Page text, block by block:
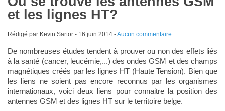
et les lignes HT?
Rédigé par Kevin Sartor - 16 juin 2014-Aucun commentaire
De nombreuses études tendent à prouver ou non des effets liés
à la santé (cancer, leucémie,...) des ondes GSM et des champs
magnétiques créés par les lignes HT (Haute Tension). Bien que
les liens ne soient pas encore reconnus par les organismes
internationaux, voici deux liens pour connaitre la position des
antennes GSM et des lignes HT sur le territoire belge.